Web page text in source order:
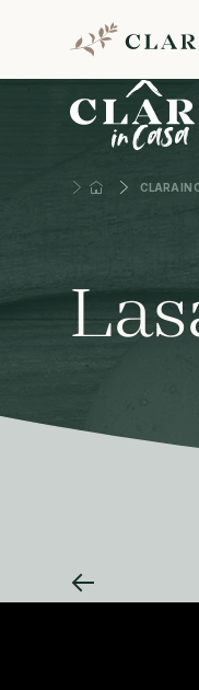
CLARA IN